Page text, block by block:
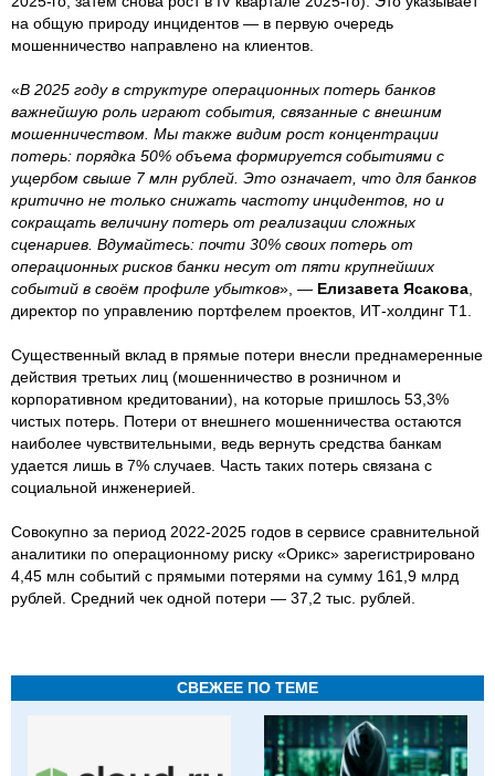
на общую природу инцидентов — в первую очередь
мошенничество направлено на клиентов.
«В 2025 году в структуре операционных потерь банков
важнейшую роль играют события, связанные с внешним
мошенничеством. Мы также видим рост концентрации
потерь: порядка 50% объема формируется событиями с
ущербом свыше 7 млн рублей. Это означает, что для банков
критично не только снижать частоту инцидентов, но и
сокращать величину потерь от реализации сложных
сценариев. Вдумайтесь: почти 30% своих потерь от
операционных рисков банки несут от пяти крупнейших
событий в своём профиле убытков», — Елизавета Ясакова
директор по управлению портфелем проектов, ИТ-холдинг Т1.
Существенный вклад в прямые потери внесли преднамеренные
действия третьих лиц (мошенничество в розничном и
корпоративном кредитовании), на которые пришлось 53,3%
чистых потерь. Потери от внешнего мошенничества остаются
наиболее чувствительными, ведь вернуть средства банкам
удается лишь в 7% случаев. Часть таких потерь связана с
социальной инженерией.
Совокупно за период 2022-2025 годов в сервисе сравнительной
аналитики по операционному риску «Орикс» зарегистрировано
4,45 млн событий с прямыми потерями на сумму 161,9 млрд
рублей. Средний чек одной потери — 37,2 тыс. рублей.
СВЕЖЕЕ ПО ТЕМЕ